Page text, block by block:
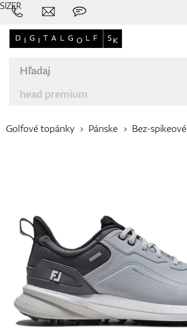
Oblečenie
Topánky
Golfové topánky Pánske Bez-spikeové
SIZER